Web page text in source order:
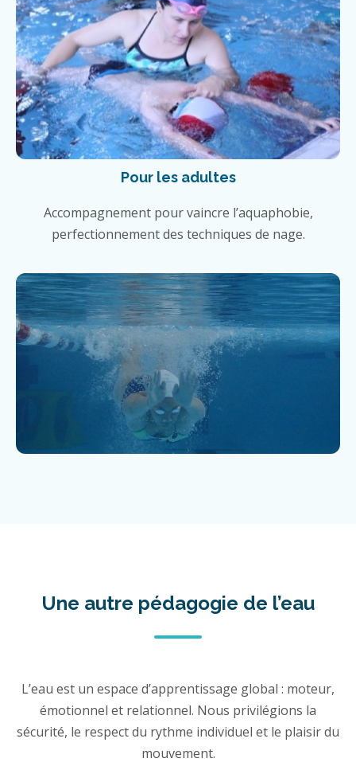
Pour les adultes
Accompagnement pour vaincre l’aquaphobie,
perfectionnement des techniques de nage.
Une autre pédagogie de l’eau
L’eau est un espace d’apprentissage global : moteur,
émotionnel et relationnel. Nous privilégions la
sécurité, le respect du rythme individuel et le plaisir du
mouvement.